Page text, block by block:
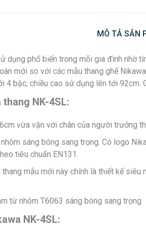
MÔ TẢ SẢN
dụng phổ biến trong mỗi gia đình nhờ
mới so với các mẫu thang ghế
4 bậc, chiều cao sử dụng lên tới
NK-4SL:
vừa vặn với chân của người trưởng
sáng bóng sang trọng. Có logo
tiêu chuẩn EN131.
mẫu mới này chính là thiết kế
từ nhôm T6063 sáng bóng sang trọng
NK-4SL: